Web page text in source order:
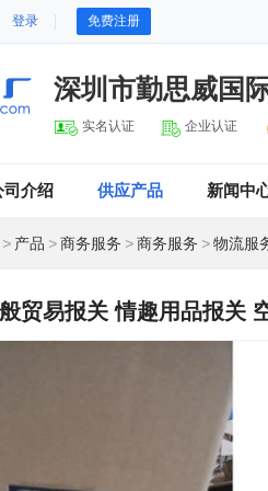
登录 免费注册
深圳市勤思威国
实名认证 企业认证
司介绍 供应产品 新闻中
> 产品 >商务服务 >商务服务 >物流服
贸易报关 情趣用品报关